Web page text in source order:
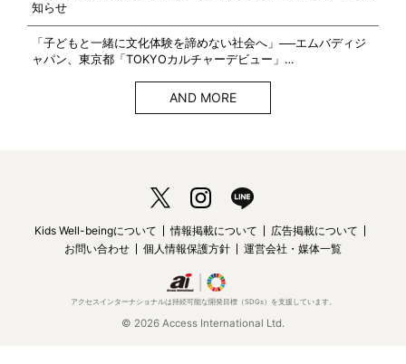
知らせ
「子どもと一緒に文化体験を諦めない社会へ」──エムバディジ
ャパン、東京都「TOKYOカルチャーデビュー」…
AND MORE
Kids Well-beingについて 情報掲載について
広告掲載について
お問い合わせ
個人情報保護方針 運営会社・媒体一覧
アクセスインターナショナルは持続可能な開発目標（SDGs）を支援しています。
© 2026 Access International Ltd.